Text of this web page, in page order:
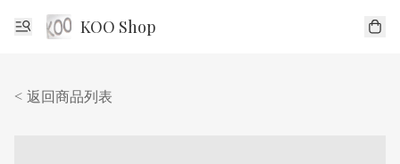
KOO Shop
< 返回商品列表